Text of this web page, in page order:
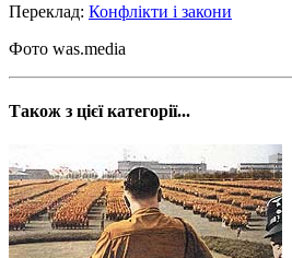
Переклад: Конфлікти і закони
Фото was.media
Також з цієї категорії...